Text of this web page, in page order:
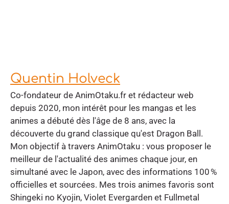
Quentin Holveck
Co-fondateur de AnimOtaku.fr et rédacteur web
depuis 2020, mon intérêt pour les mangas et les
animes a débuté dès l'âge de 8 ans, avec la
découverte du grand classique qu'est Dragon Ball.
Mon objectif à travers AnimOtaku : vous proposer le
meilleur de l'actualité des animes chaque jour, en
simultané avec le Japon, avec des informations 100 %
officielles et sourcées. Mes trois animes favoris sont
Shingeki no Kyojin, Violet Evergarden et Fullmetal